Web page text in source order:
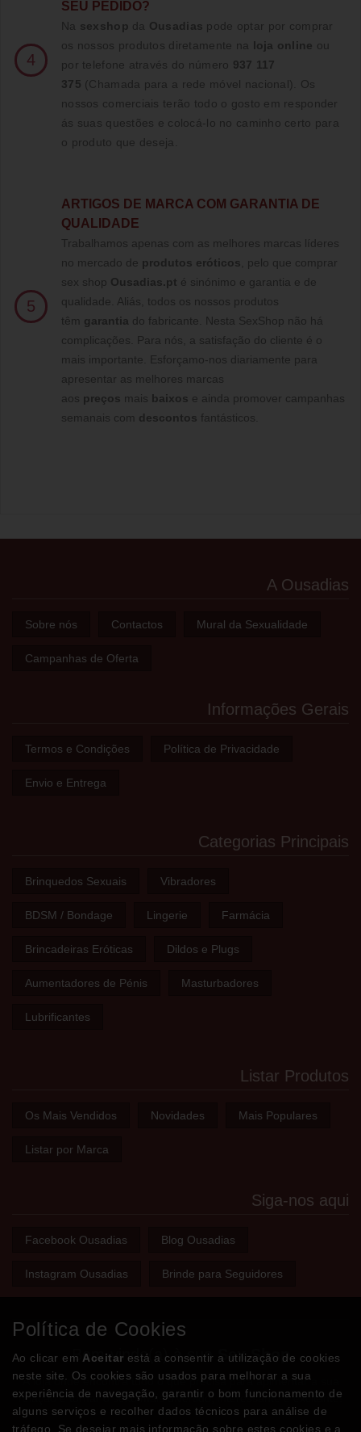
4
SEU PEDIDO?
Na sexshop da Ousadias pode optar por comprar
os nossos produtos diretamente na loja online ou
por telefone através do número 937 117
375 (Chamada para a rede móvel nacional)
. Os
nossos comerciais terão todo o gosto em responder
ás suas questões e colocá-lo no caminho certo para
o produto que deseja.
5
ARTIGOS DE MARCA COM GARANTIA DE
QUALIDADE
Trabalhamos apenas com as melhores marcas líderes
no mercado de produtos eróticos , pelo que comprar
sex shop Ousadias.pt é sinónimo e garantia e de
qualidade. Aliás, todos os nossos produtos
têm garantia do fabricante. Nesta SexShop não há
complicações. Para nós, a satisfação do cliente é o
mais importante. Esforçamo-nos diariamente para
apresentar as melhores marcas
aos preços mais baixos e ainda promover campanhas
semanais com descontos fantásticos.
A Ousadias
Sobre nós Contactos Mural da Sexualidade
Campanhas de Oferta
Informações Gerais
Termos e Condições Política de Privacidade
Envio e Entrega
Categorias Principais
Brinquedos Sexuais Vibradores
BDSM / Bondage Lingerie Farmácia
Brincadeiras Eróticas Dildos e Plugs
Aumentadores de Pénis Masturbadores
Lubrificantes
Listar Produtos
Os Mais Vendidos Novidades Mais Populares
Listar por Marca
Siga-nos aqui
Facebook Ousadias Blog Ousadias
Instagram Ousadias Brinde para Seguidores
Bem-vindo(a) à sua Sex Shop
A loja onde encontra tudo o que precisa para apimentar a sua
relação e tornar o sexo mais divertido, interessante e excitante!
Política de Cookies
Ao clicar em Aceitar está a consentir a utilização de cookies
neste site. Os cookies são usados para melhorar a sua
experiência de navegação, garantir o bom funcionamento de
alguns serviços e recolher dados técnicos para análise de
tráfego. Se desejar mais informação sobre estes cookies e a